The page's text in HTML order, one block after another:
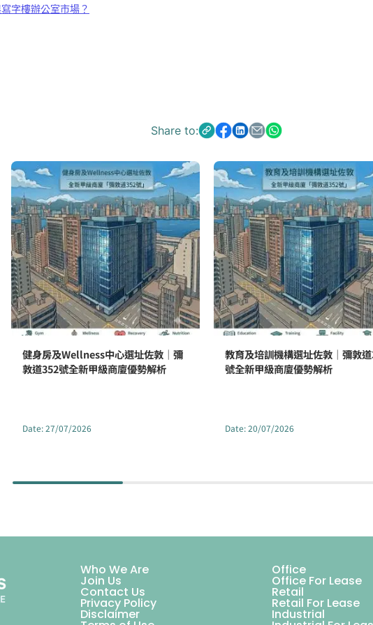
字樓辦公室市場？
Share to:
健身房及Wellness中心選址佐敦｜彌
敦道352號全新甲級商廈優勢解析
Date:27/07/2026
教育及培訓機構選址佐敦｜彌敦
號全新甲級商廈優勢解析
Date:20/07/2026
Who We Are Office
Join Us Office For Lease
Contact Us Retail
Privacy Policy Retail For Lease
Disclaimer Industrial